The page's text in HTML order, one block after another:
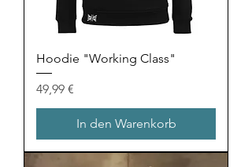
Hoodie "Working Class"
Preis
49,99 €
In den Warenkorb